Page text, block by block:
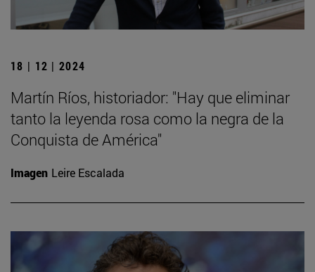
18 | 12 | 2024
Martín Ríos, historiador: "Hay que eliminar
tanto la leyenda rosa como la negra de la
Conquista de América"
Imagen Leire Escalada